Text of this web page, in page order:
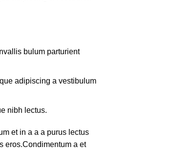
bulum parturient
adipiscing a vestibulum
nibh lectus.
et in a a a purus lectus
eros.Condimentum a et